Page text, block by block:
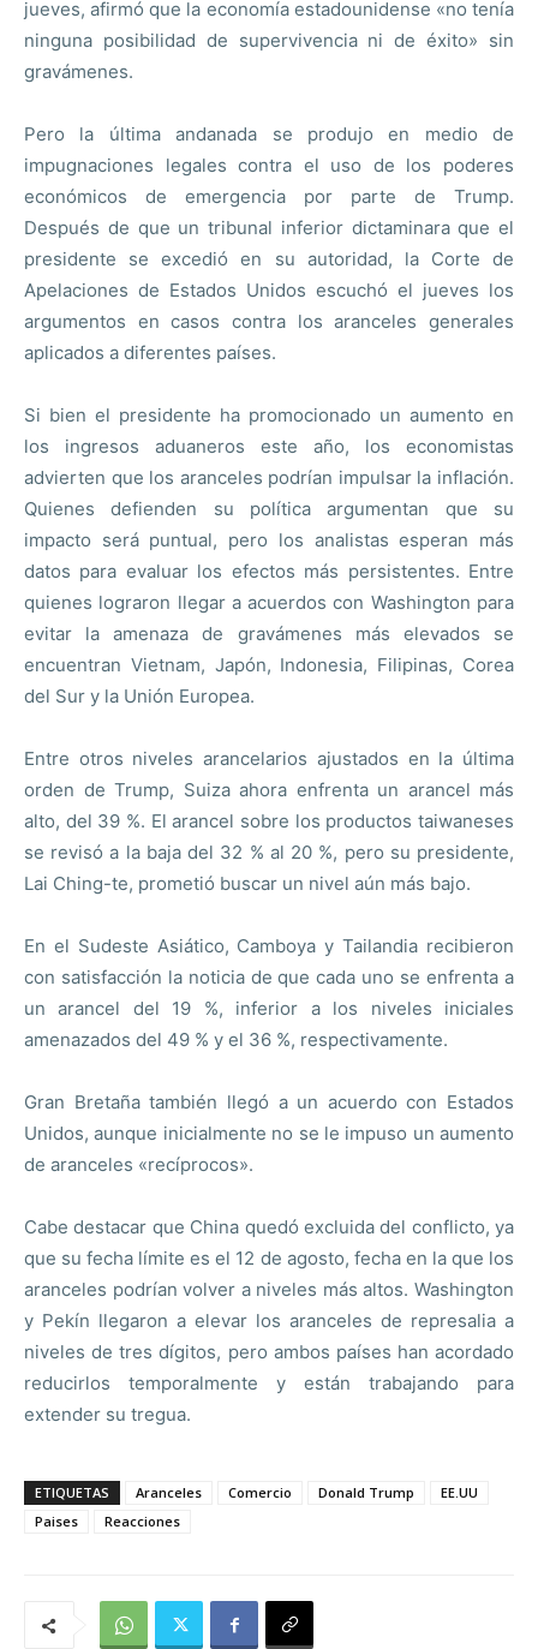
jueves, afirmó que la economía estadounidense «no tenía
ninguna posibilidad de supervivencia ni de éxito» sin
gravámenes.
Pero la última andanada se produjo en medio de
impugnaciones legales contra el uso de los poderes
económicos de emergencia por parte de Trump.
Después de que un tribunal inferior dictaminara que el
presidente se excedió en su autoridad, la Corte de
Apelaciones de Estados Unidos escuchó el jueves los
argumentos en casos contra los aranceles generales
aplicados a diferentes países.
Si bien el presidente ha promocionado un aumento en
los ingresos aduaneros este año, los economistas
advierten que los aranceles podrían impulsar la inflación.
Quienes defienden su política argumentan que su
impacto será puntual, pero los analistas esperan más
datos para evaluar los efectos más persistentes. Entre
quienes lograron llegar a acuerdos con Washington para
evitar la amenaza de gravámenes más elevados se
encuentran Vietnam, Japón, Indonesia, Filipinas, Corea
del Sur y la Unión Europea.
Entre otros niveles arancelarios ajustados en la última
orden de Trump, Suiza ahora enfrenta un arancel más
alto, del 39 %. El arancel sobre los productos taiwaneses
se revisó a la baja del 32 % al 20 %, pero su presidente,
Lai Ching-te, prometió buscar un nivel aún más bajo.
En el Sudeste Asiático, Camboya y Tailandia recibieron
con satisfacción la noticia de que cada uno se enfrenta a
un arancel del 19 %, inferior a los niveles iniciales
amenazados del 49 % y el 36 %, respectivamente.
Gran Bretaña también llegó a un acuerdo con Estados
Unidos, aunque inicialmente no se le impuso un aumento
de aranceles «recíprocos».
Cabe destacar que China quedó excluida del conflicto, ya
que su fecha límite es el 12 de agosto, fecha en la que los
aranceles podrían volver a niveles más altos. Washington
y Pekín llegaron a elevar los aranceles de represalia a
niveles de tres dígitos, pero ambos países han acordado
reducirlos temporalmente y están trabajando para
extender su tregua.
ETIQUETAS Aranceles Comercio Donald Trump
EE.UU
Paises
Reacciones